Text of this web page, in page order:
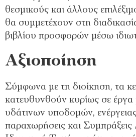
θεσμικούς και άλλους
θα συμμετέχουν στη
βιβλίου προσφορών μέσω
Αξιοποίηση
Σύμφωνα με τη διοίκηση, τα
κατευθυνθούν κυρίως σε
υδάτινων υποδομών,
παραχωρήσεις και